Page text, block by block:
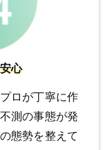
心
ロが丁寧に作
測の事態が発
態勢を整えて